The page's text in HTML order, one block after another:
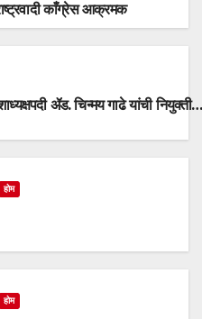
काँग्रेस आक्रमक
ॲड. चिन्मय गाढे यांची नियुक्ती…
होम
होम